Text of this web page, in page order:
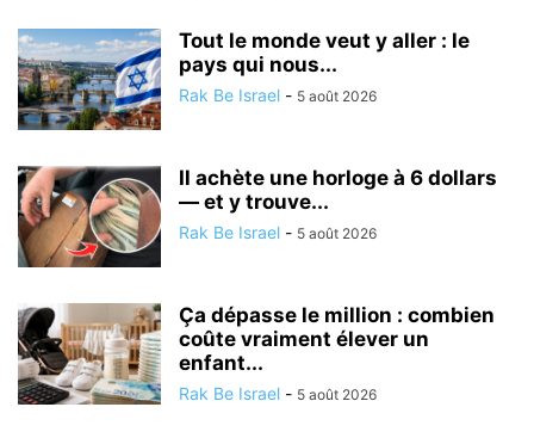
Tout le monde veut y aller : le
pays qui nous...
Rak Be Israel - 5 août 2026
Il achète une horloge à 6 dollars
— et y trouve...
Rak Be Israel - 5 août 2026
Ça dépasse le million : combien
coûte vraiment élever un
enfant...
Rak Be Israel - 5 août 2026